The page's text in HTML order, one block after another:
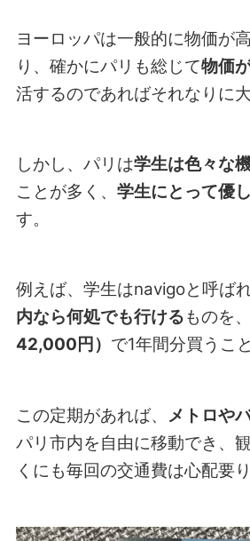
ヨーロッパは一般的に物価が
り、確かにパリも総じて物価
活するのであればそれなりに大
しかし、パリは学生は色々な
ことが多く、 学生にとって優
す。
例えば、学生はnavigoと呼ば
内なら何処でも行けるものを、
42,000円） で1年間分買うこ
この定期があれば、 メトロや
パリ市内を自由に移動でき、
くにも毎回の交通費は心配要り